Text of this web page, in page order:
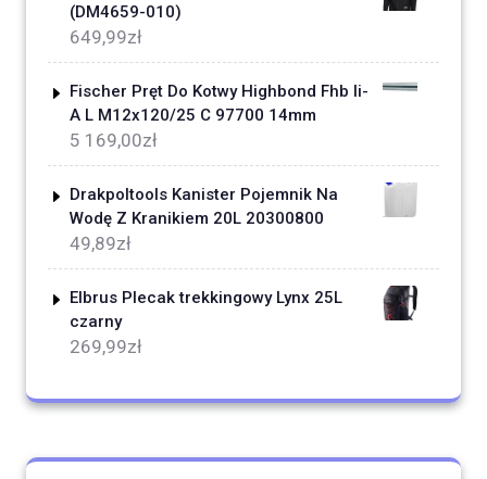
(DM4659-010)
649,99zł
Fischer Pręt Do Kotwy Highbond Fhb Ii-
A L M12x120/25 C 97700 14mm
5 169,00zł
Drakpoltools Kanister Pojemnik Na
Wodę Z Kranikiem 20L 20300800
49,89zł
Elbrus Plecak trekkingowy Lynx 25L
czarny
269,99zł